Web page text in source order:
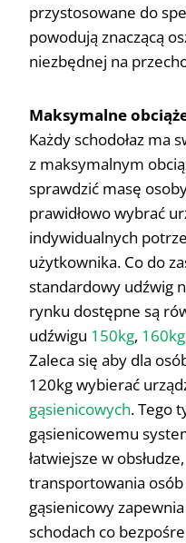
przystosowane do
powodują znaczącą
niezbędnej na
Maksymalne
Każdy schodołaz ma
z maksymalnym
sprawdzić masę
prawidłowo wybrać
indywidualnych
użytkownika. Co do
standardowy udźwig
rynku dostępne są
udźwigu 150kg, 160kg
Zaleca się aby dla
120kg wybierać
gąsienicowych. Tego
gąsienicowemu
łatwiejsze w
transportowania osób
gąsienicowy
schodach co